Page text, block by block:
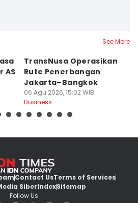
See More
AS
TransNusa Operasikan
Rute Penerbangan
Jakarta–Bangkok
06 Agu 2026, 15:02 WIB
Business
Contact UsTerms of Services
SiberIndexSitemap
Follow Us